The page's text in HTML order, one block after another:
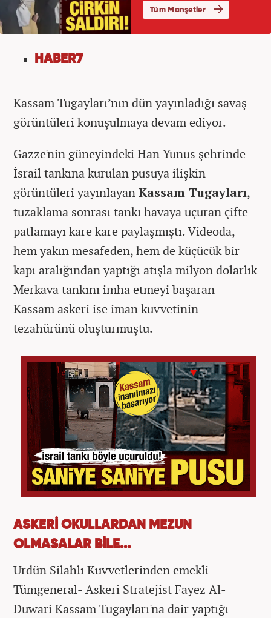
HABER7
Kassam Tugayları’nın dün yayınladığı savaş
görüntüleri konuşulmaya devam ediyor.
Gazze'nin güneyindeki Han Yunus şehrinde
İsrail tankına kurulan pusuya ilişkin
görüntüleri yayınlayanKassam Tugayları,
tuzaklama sonrası tankı havaya uçuran çifte
patlamayı kare kare paylaşmıştı. Videoda,
hem yakın mesafeden, hem de küçücük bir
kapı aralığından yaptığı atışla milyon dolarlık
Merkava tankını imha etmeyi başaran
Kassam askeri ise iman kuvvetinin
tezahürünü oluşturmuştu.
ASKERİ OKULLARDAN MEZUN
OLMASALAR BİLE...
Ürdün Silahlı Kuvvetlerinden emekli
Tümgeneral- Askeri Stratejist Fayez Al-
Duwari Kassam Tugayları'na dair yaptığı